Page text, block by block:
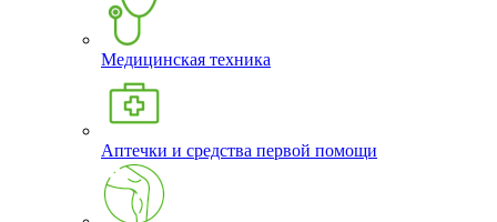
Медицинская техника
Аптечки и средства первой помощи